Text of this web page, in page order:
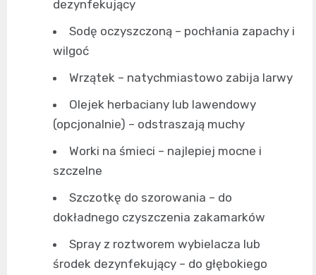
dezynfekujący
Sodę oczyszczoną – pochłania zapachy i
wilgoć
Wrzątek – natychmiastowo zabija larwy
Olejek herbaciany lub lawendowy
(opcjonalnie) – odstraszają muchy
Worki na śmieci – najlepiej mocne i
szczelne
Szczotkę do szorowania – do
dokładnego czyszczenia zakamarków
Spray z roztworem wybielacza lub
środek dezynfekujący – do głębokiego